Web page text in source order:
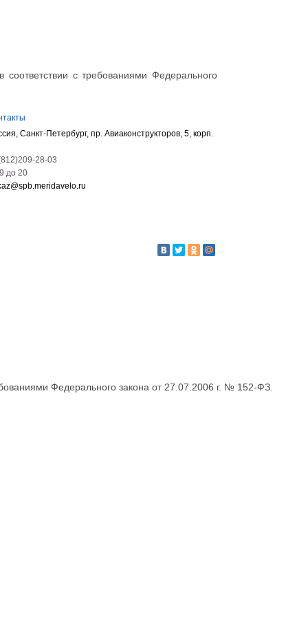
с требованиями Федерального
Санкт-Петербург, пр. Авиаконструкторов, 5, корп.
28-03
до 20
Федерального закона от 27.07.2006 г. № 152-ФЗ.